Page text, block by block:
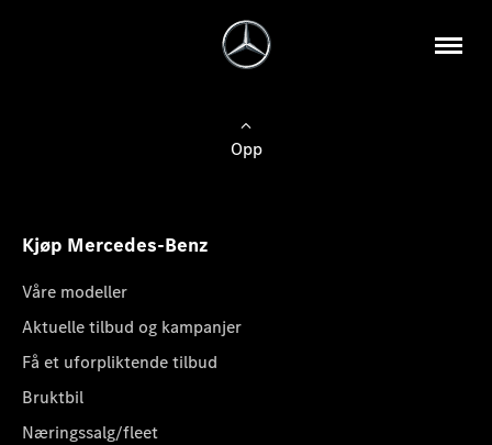
Opp
Kjøp Mercedes-Benz
Våre modeller
Aktuelle tilbud og kampanjer
Få et uforpliktende tilbud
Bruktbil
Næringssalg/fleet